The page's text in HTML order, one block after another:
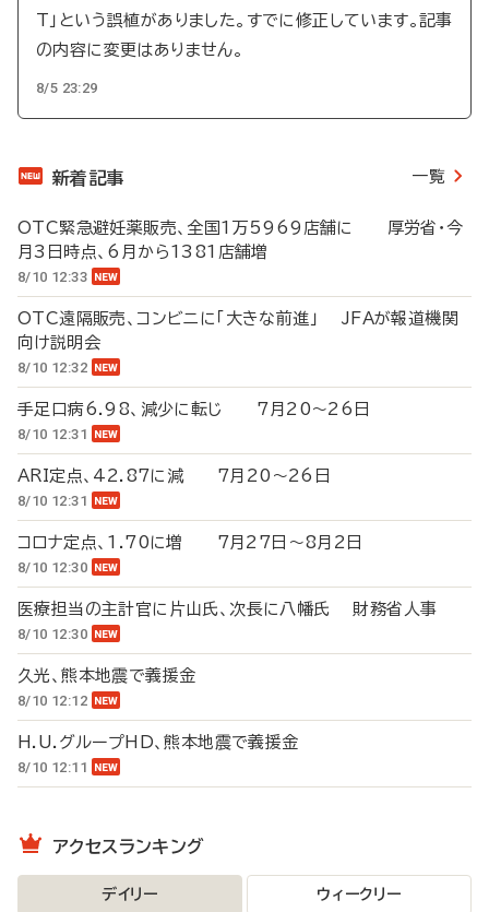
T」という誤植がありました。すでに修正しています。記事
の内容に変更はありません。
8/5 23:29
新着記事 一覧
OTC緊急避妊薬販売、全国1万5969店舗に 厚労省・今
月3日時点、6月から1381店舗増
8/10 12:33
OTC遠隔販売、コンビニに「大きな前進」 JFAが報道機関
向け説明会
8/10 12:32
手足口病6.98、減少に転じ 7月20～26日
8/10 12:31
ARI定点、42.87に減 7月20～26日
8/10 12:31
コロナ定点、1.70に増 7月27日～8月2日
8/10 12:30
医療担当の主計官に片山氏、次長に八幡氏 財務省人事
8/10 12:30
久光、熊本地震で義援金
8/10 12:12
H.U.グループHD、熊本地震で義援金
8/10 12:11
アクセスランキング
デイリー ウィークリー